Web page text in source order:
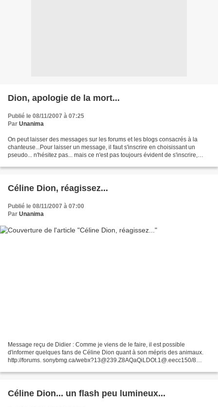
Dion, apologie de la mort...
Publié le 08/11/2007 à 07:25
Par Unanima
On peut laisser des messages sur les forums et les blogs consacrés à la
chanteuse...Pour laisser un message, il faut s'inscrire en choisissant un
pseudo... n'hésitez pas... mais ce n'est pas toujours évident de s'inscrire,
Céline Dion, réagissez...
Publié le 08/11/2007 à 07:00
Par Unanima
Message reçu de Didier : Comme je viens de le faire, il est possible
d'informer quelques fans de Céline Dion quant à son mépris des animaux.
http://forums. sonybmg.ca/webx?13@239.Z8AQaQiLDOt.1@.eecc150/8
Céline Dion... un flash peu lumineux...